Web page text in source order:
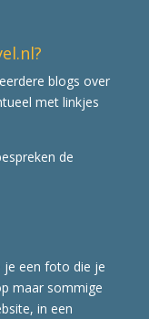
blogs over
met linkjes
de
je een foto die je
maar sommige
in een